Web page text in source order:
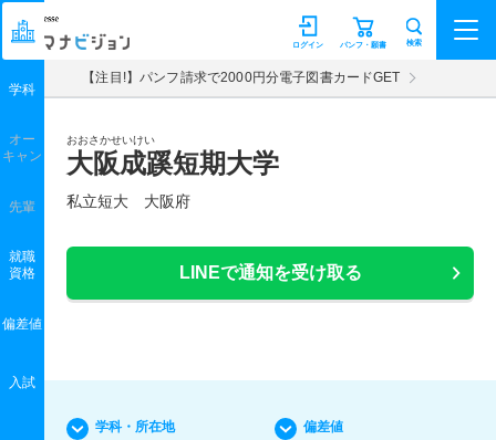
マナビジョン パンフ・願書
ログイン 検索
【注目!】パンフ請求で2000円分電子図書カードGET
おおさかせいけい
大阪成蹊短期大学
私立短大 大阪府
LINEで通知を受け取る
学科
オー
キャン
先輩
就職
資格
偏差値
入試
学科・所在地 偏差値